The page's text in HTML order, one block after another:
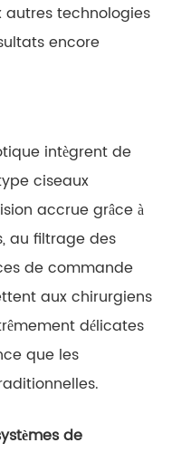
technologies
encore
intègrent de
ciseaux
accrue grâce à
au filtrage des
de commande
aux chirurgiens
délicates
que les
de